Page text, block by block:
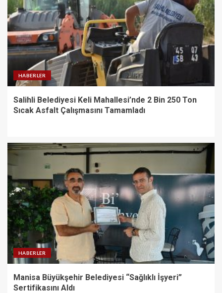
HABERLER
Salihli Belediyesi Keli Mahallesi’nde 2 Bin 250 Ton
Sıcak Asfalt Çalışmasını Tamamladı
HABERLER
Manisa Büyükşehir Belediyesi “Sağlıklı İşyeri”
Sertifikasını Aldı